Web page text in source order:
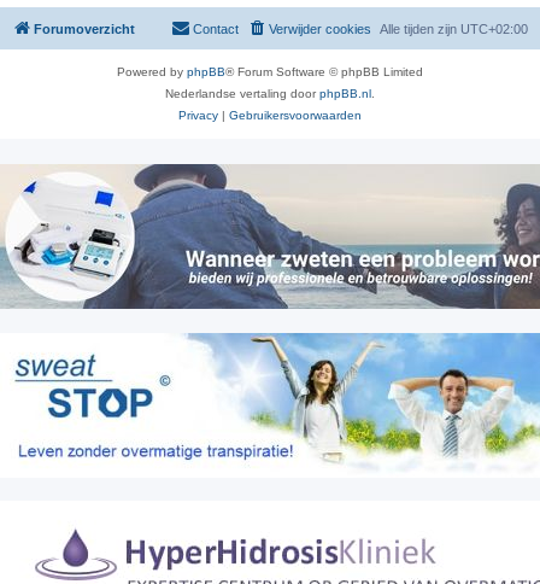
Forumoverzicht Alle tijden zijn UTC+02:00
Verwijder cookies
Contact
Powered by phpBB® Forum Software © phpBB Limited
Nederlandse vertaling doorphpBB.nl.
Privacy | Gebruikersvoorwaarden